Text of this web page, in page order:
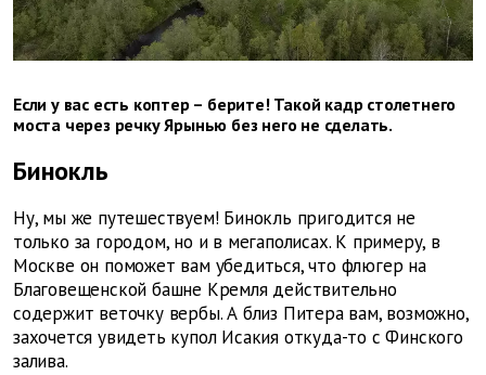
Если у вас есть коптер – берите! Такой кадр столетнего
моста через речку Ярынью без него не сделать.
Бинокль
Ну, мы же путешествуем! Бинокль пригодится не
только за городом, но и в мегаполисах. К примеру, в
Москве он поможет вам убедиться, что флюгер на
Благовещенской башне Кремля действительно
содержит веточку вербы. А близ Питера вам, возможно,
захочется увидеть купол Исакия откуда-то с Финского
залива.